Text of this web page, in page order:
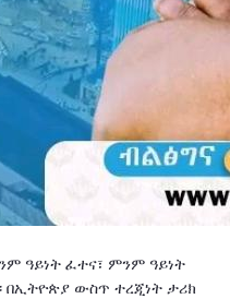
ዓይነት ፈተና፣ ምንም ዓይነት
ውስጥ ተረጂነት ታሪክ